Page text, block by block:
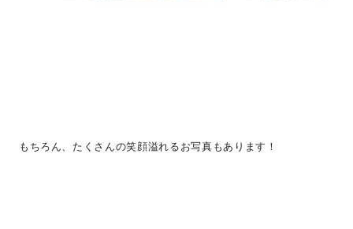
もちろん、たくさんの笑顔溢れるお写真もあります！